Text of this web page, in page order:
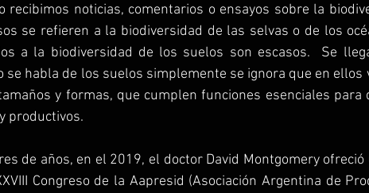
recibimos noticias, comentarios o ensayos sobre la
se refieren a la biodiversidad de las selvas o de los
a la biodiversidad de los suelos son escasos.  Se
se habla de los suelos simplemente se ignora que en
y formas, que cumplen funciones esenciales para
productivos.
de años, en el 2019, el doctor David Montgomery
Congreso de la Aapresid (Asociación Argentina de